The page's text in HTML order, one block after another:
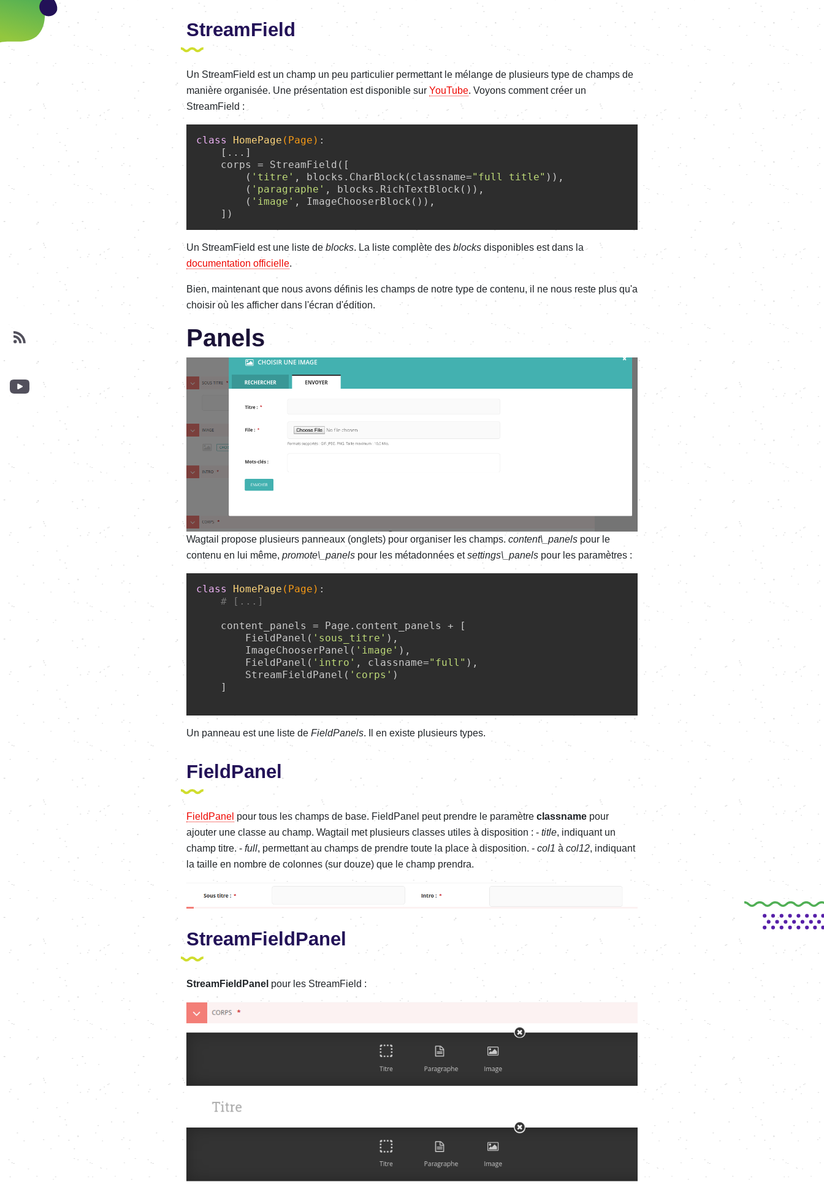
StreamField
Un StreamField est un champ un peu particulier permettant le mélange de plusieurs type de champs de
manière organisée. Une présentation est disponible sur YouTube. Voyons comment créer un
StreamField :
class HomePage ( Page ) :
    [...]
    corps = StreamField([
        (
'titre' , blocks.CharBlock(classname="full title" )),
        (
'paragraphe' , blocks.RichTextBlock()),
        (
'image' , ImageChooserBlock()),
Un StreamField est une liste deblocks. La liste complète des blocks disponibles est dans la
documentation officielle.
Bien, maintenant que nous avons définis les champs de notre type de contenu, il ne nous reste plus qu'a
choisir où les afficher dans l'écran d'édition.
Panels
Wagtail propose plusieurs panneaux (onglets) pour organiser les champs. content\_panels pour le
contenu en lui même, promote\_panels pour les métadonnées etsettings\_panels pour les paramètres :
class HomePage ( Page ) :
# [...]
    content_panels = Page.content_panels + [
        FieldPanel(
'sous_titre' ),
        ImageChooserPanel(
'image' ),
        FieldPanel(
'intro' , classname="full" ),
        StreamFieldPanel(
'corps' )
    ]
Un panneau est une liste de FieldPanels. Il en existe plusieurs types.
FieldPanel
FieldPanel pour tous les champs de base. FieldPanel peut prendre le paramètre classname pour
ajouter une classe au champ. Wagtail met plusieurs classes utiles à disposition : - title, indiquant un
champ titre. - full, permettant au champs de prendre toute la place à disposition. - col1 à col12, indiquant
la taille en nombre de colonnes (sur douze) que le champ prendra.
StreamFieldPanel
StreamFieldPanel pour les StreamField :